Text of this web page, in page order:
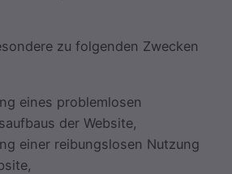
zu folgenden Zwecken
eines problemlosen
der Website,
einer reibungslosen Nutzung